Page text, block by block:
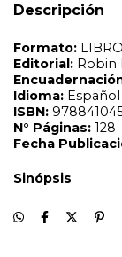
Descripción